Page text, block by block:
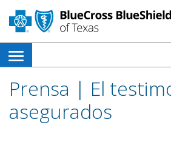
menú
Prensa | El
asegurados